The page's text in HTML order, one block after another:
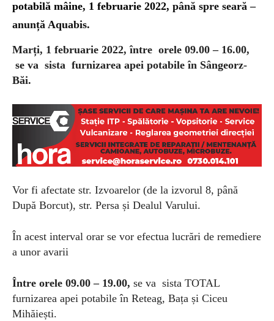
potabilă mâine, 1 februarie 2022, până spre seară –
anunță Aquabis.
Marți, 1 februarie 2022, între orele 09.00 – 16.00,
se va sista furnizarea apei potabile în Sângeorz-
Băi.
Vor fi afectate str. Izvoarelor (de la izvorul 8, până
După Borcut), str. Persa și Dealul Varului.
În acest interval orar se vor efectua lucrări de remediere
a unor avarii
Între orele 09.00 – 19.00, se va sista TOTAL
furnizarea apei potabile în Reteag, Bața și Ciceu
Mihăiești.